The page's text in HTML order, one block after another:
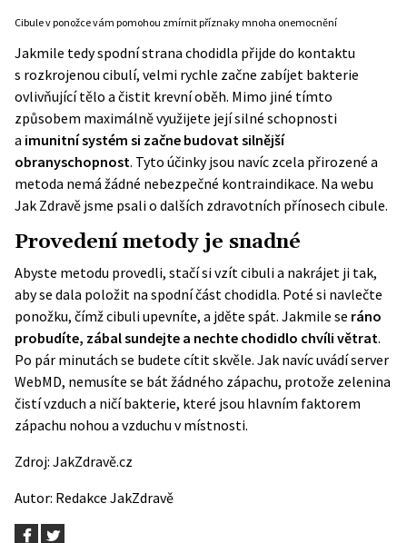
Cibule v ponožce vám pomohou zmírnit příznaky mnoha onemocnění
Jakmile tedy spodní strana chodidla přijde do kontaktu
s rozkrojenou cibulí, velmi rychle začne zabíjet bakterie
ovlivňující tělo a čistit krevní oběh. Mimo jiné tímto
způsobem maximálně využijete její silné schopnosti
a imunitní systém si začne budovat silnější
obranyschopnost. Tyto účinky jsou navíc zcela přirozené a
metoda nemá žádné nebezpečné kontraindikace. Na webu
Jak Zdravě jsme psali o dalších zdravotních přínosech cibule.
Provedení metody je snadné
Abyste metodu provedli, stačí si vzít cibuli a nakrájet ji tak,
aby se dala položit na spodní část chodidla. Poté si navlečte
ponožku, čímž cibuli upevníte, a jděte spát. Jakmile se ráno
probudíte, zábal sundejte a nechte chodidlo chvíli větrat.
Po pár minutách se budete cítit skvěle. Jak navíc uvádí server
WebMD, nemusíte se bát žádného zápachu, protože zelenina
čistí vzduch a ničí bakterie, které jsou hlavním faktorem
zápachu nohou a vzduchu v místnosti.
Zdroj: JakZdravě.cz
Autor: Redakce JakZdravě